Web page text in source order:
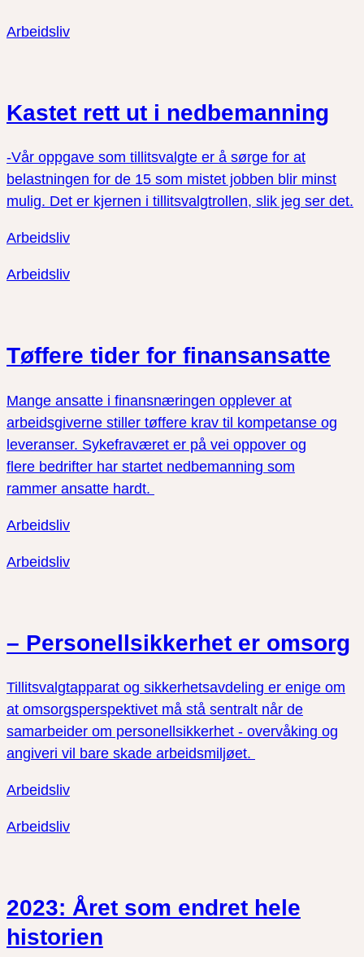
Arbeidsliv
Kastet rett ut i nedbemanning
-Vår oppgave som tillitsvalgte er å sørge for at
belastningen for de 15 som mistet jobben blir minst
mulig. Det er kjernen i tillitsvalgtrollen, slik jeg ser det.
Arbeidsliv
Arbeidsliv
Tøffere tider for finansansatte
Mange ansatte i finansnæringen opplever at
arbeidsgiverne stiller tøffere krav til kompetanse og
leveranser. Sykefraværet er på vei oppover og
flere bedrifter har startet nedbemanning som
rammer ansatte hardt.
Arbeidsliv
Arbeidsliv
– Personellsikkerhet er omsorg
Tillitsvalgtapparat og sikkerhetsavdeling er enige om
at omsorgsperspektivet må stå sentralt når de
samarbeider om personellsikkerhet - overvåking og
angiveri vil bare skade arbeidsmiljøet.
Arbeidsliv
Arbeidsliv
2023: Året som endret hele
historien